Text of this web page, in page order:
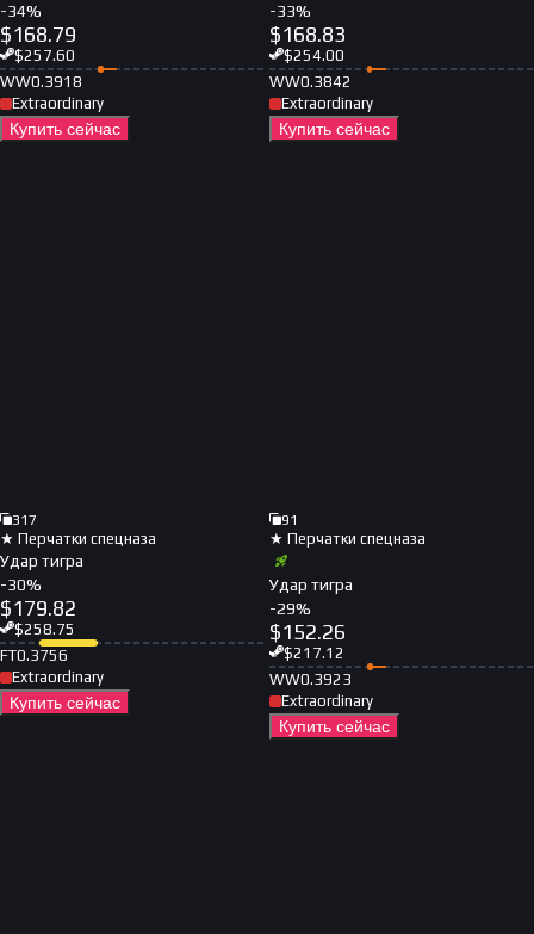
-34%
$168.79
$257.60
WW0.3918
Extraordinary
Купить сейчас
-33%
$168.83
$254.00
WW0.3842
Extraordinary
Купить сейчас
317
★ Перчатки спецназа
Удар тигра
-30%
$179.82
$258.75
FT0.3756
Extraordinary
Купить сейчас
91
★ Перчатки спецназа
Удар тигра
-29%
$152.26
$217.12
WW0.3923
Extraordinary
Купить сейчас